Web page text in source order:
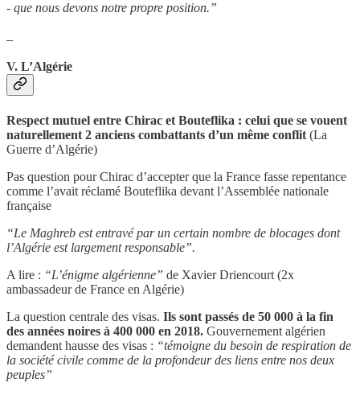
- que nous devons notre propre position.”
V. L’Algérie
Respect mutuel entre Chirac et Bouteflika : celui que se vouent
naturellement 2 anciens combattants d’un même conflit (La
Guerre d’Algérie)
Pas question pour Chirac d’accepter que la France fasse repentance
comme l’avait réclamé Bouteflika devant l’Assemblée nationale
française
“Le Maghreb est entravé par un certain nombre de blocages dont
l’Algérie est largement responsable”.
A lire : “L’énigme algérienne” de Xavier Driencourt (2x
ambassadeur de France en Algérie)
La question centrale des visas. Ils sont passés de 50 000 à la fin
des années noires à 400 000 en 2018. Gouvernement algérien
demandent hausse des visas : “témoigne du besoin de respiration de
la société civile comme de la profondeur des liens entre nos deux
peuples”